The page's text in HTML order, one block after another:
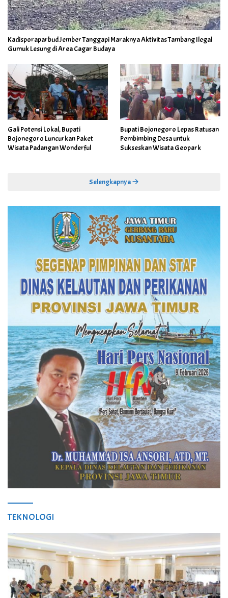
Kadisporaparbud Jember Tanggapi Maraknya Aktivitas Tambang Ilegal
Gumuk Lesung di Area Cagar Budaya
Gali Potensi Lokal, Bupati
Bojonegoro Luncurkan Paket
Wisata Padangan Wonderful
Bupati Bojonegoro Lepas Ratusan
Pembimbing Desa untuk
Sukseskan Wisata Geopark
Selengkapnya
TEKNOLOGI